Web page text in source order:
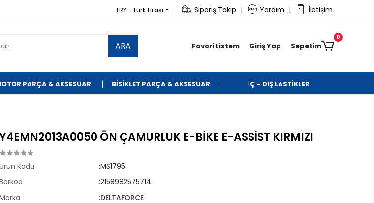
TRY - Türk Lirası Sipariş Takip | Yardım | İletişim
ARA Favori Listem Giriş Yap Sepetim
0
PARÇA & AKSESUAR BİSİKLET PARÇA & AKSESUAR İÇ - DIŞ LASTİKLER
Y4EMN2013A0050 ÖN ÇAMURLUK E-BİKE E-ASSİST KIRMIZI
Ürün Kodu
:MS1795
Barkod
:2158982575714
Marka
:DELTAFORCE